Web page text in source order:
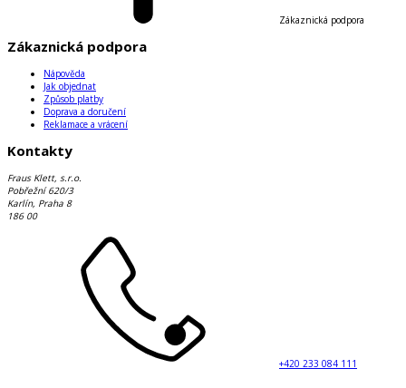
Zákaznická podpora
Zákaznická podpora
Nápověda
Jak objednat
Způsob platby
Doprava a doručení
Reklamace a vrácení
Kontakty
Fraus Klett, s.r.o.
Pobřežní 620/3
Karlín, Praha 8
186 00
+420 233 084 111